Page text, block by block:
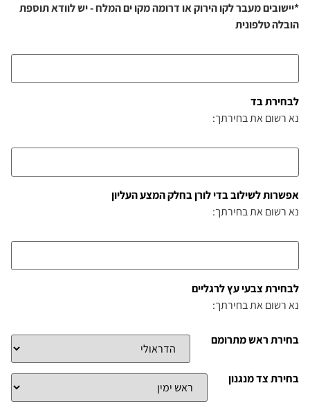
*יישובים מעבר לקו הירוק או דרומה מקו ים המלח - יש לוודא תוספת
הובלה טלפונית
לבחירת בד
נא רשום את בחירתך:
אפשרות לשילוב בדי לורן בחלק המצע העליון
נא רשום את בחירתך:
לבחירת צבעי עץ לרגליים
נא רשום את בחירתך:
בחירת ראש מתרומם
בחירת צד מנגנון